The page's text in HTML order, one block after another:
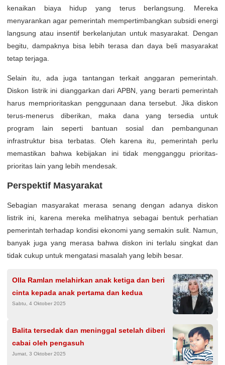
kenaikan biaya hidup yang terus berlangsung. Mereka
menyarankan agar pemerintah mempertimbangkan subsidi energi
langsung atau insentif berkelanjutan untuk masyarakat. Dengan
begitu, dampaknya bisa lebih terasa dan daya beli masyarakat
tetap terjaga.
Selain itu, ada juga tantangan terkait anggaran pemerintah.
Diskon listrik ini dianggarkan dari APBN, yang berarti pemerintah
harus memprioritaskan penggunaan dana tersebut. Jika diskon
terus-menerus diberikan, maka dana yang tersedia untuk
program lain seperti bantuan sosial dan pembangunan
infrastruktur bisa terbatas. Oleh karena itu, pemerintah perlu
memastikan bahwa kebijakan ini tidak mengganggu prioritas-
prioritas lain yang lebih mendesak.
Perspektif Masyarakat
Sebagian masyarakat merasa senang dengan adanya diskon
listrik ini, karena mereka melihatnya sebagai bentuk perhatian
pemerintah terhadap kondisi ekonomi yang semakin sulit. Namun,
banyak juga yang merasa bahwa diskon ini terlalu singkat dan
tidak cukup untuk mengatasi masalah yang lebih besar.
Olla Ramlan melahirkan anak ketiga dan beri
cinta kepada anak pertama dan kedua
Sabtu, 4 Oktober 2025
Balita tersedak dan meninggal setelah diberi
cabai oleh pengasuh
Jumat, 3 Oktober 2025